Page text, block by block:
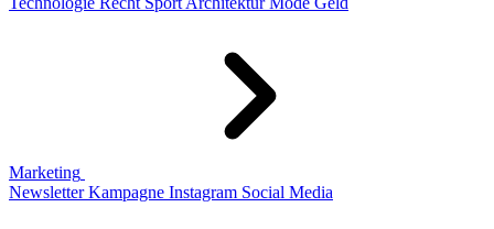
Marketing
Newsletter Kampagne Instagram Social Media